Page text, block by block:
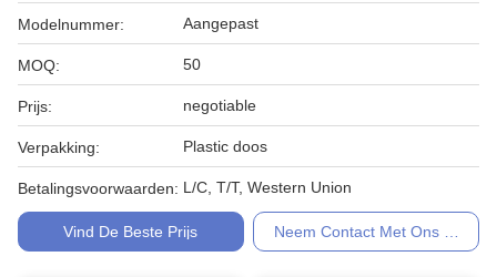
Modelnummer: Aangepast
MOQ: 50
Prijs: negotiable
Verpakking: Plastic doos
Betalingsvoorwaarden: L/C, T/T, Western Union
Vind De Beste Prijs Neem Contact Met Ons Op